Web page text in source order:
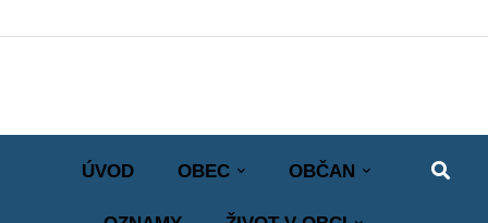
ÚVOD OBEC OBČAN